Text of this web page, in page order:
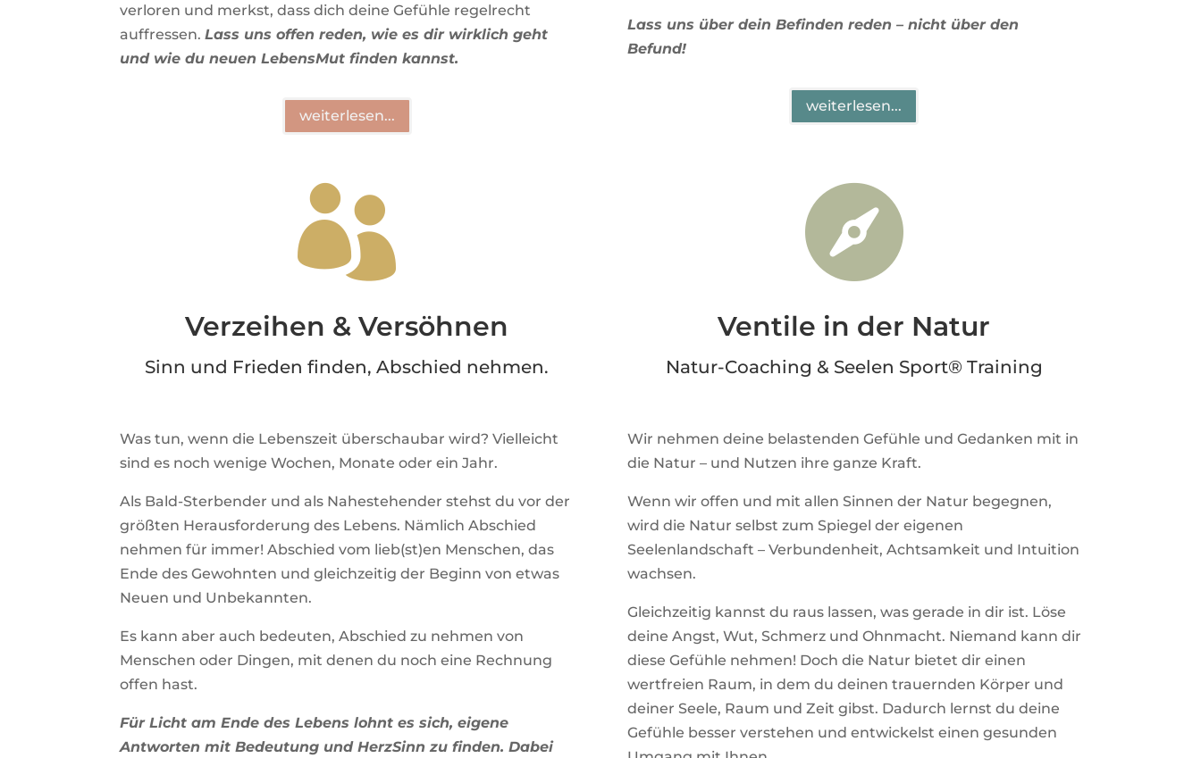
verloren und merkst, dass dich deine Gefühle regelrecht
auffressen.Lass uns offen reden, wie es dir wirklich geht
und wie du neuen LebensMut finden kannst.
weiterlesen...
Lass uns über dein Befinden reden – nicht über den
Befund!
weiterlesen...

Verzeihen & Versöhnen
Sinn und Frieden finden, Abschied nehmen.
Was tun, wenn die Lebenszeit überschaubar wird? Vielleicht
sind es noch wenige Wochen, Monate oder ein Jahr.
Als Bald-Sterbender und als Nahestehender stehst du vor der
größten Herausforderung des Lebens. Nämlich Abschied
nehmen für immer! Abschied vom lieb(st)en Menschen, das
Ende des Gewohnten und gleichzeitig der Beginn von etwas
Neuen und Unbekannten.
Es kann aber auch bedeuten, Abschied zu nehmen von
Menschen oder Dingen, mit denen du noch eine Rechnung
offen hast.
Für Licht am Ende des Lebens lohnt es sich, eigene
Antworten mit Bedeutung und HerzSinn zu finden. Dabei

Ventile in der Natur
Natur-Coaching & Seelen Sport® Training
Wir nehmen deine belastenden Gefühle und Gedanken mit in
die Natur – und Nutzen ihre ganze Kraft.
Wenn wir offen und mit allen Sinnen der Natur begegnen,
wird die Natur selbst zum Spiegel der eigenen
Seelenlandschaft – Verbundenheit, Achtsamkeit und Intuition
wachsen.
Gleichzeitig kannst du raus lassen, was gerade in dir ist. Löse
deine Angst, Wut, Schmerz und Ohnmacht. Niemand kann dir
diese Gefühle nehmen! Doch die Natur bietet dir einen
wertfreien Raum, in dem du deinen trauernden Körper und
deiner Seele, Raum und Zeit gibst. Dadurch lernst du deine
Gefühle besser verstehen und entwickelst einen gesunden